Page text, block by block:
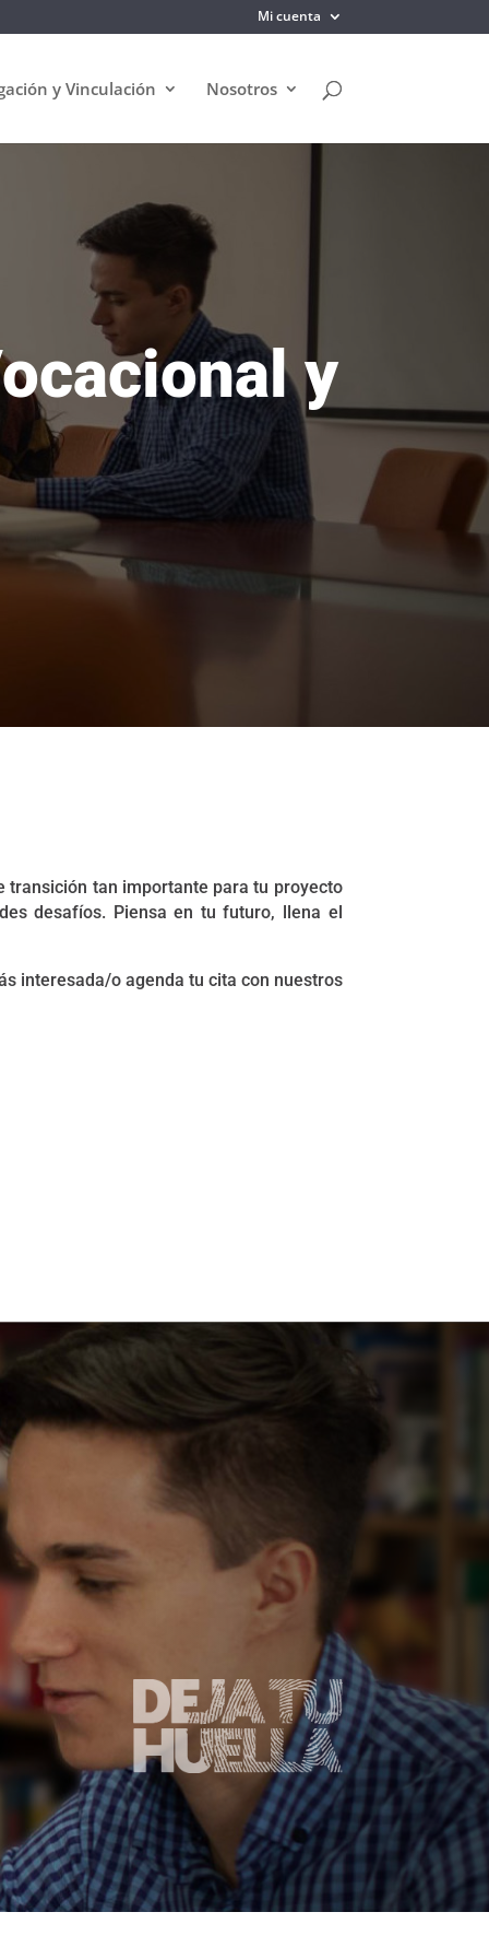
Mi cuenta
y Vinculación Nosotros
y
transición tan importante para tu proyecto
desafíos. Piensa en tu futuro, llena el
interesada/o agenda tu cita con nuestros